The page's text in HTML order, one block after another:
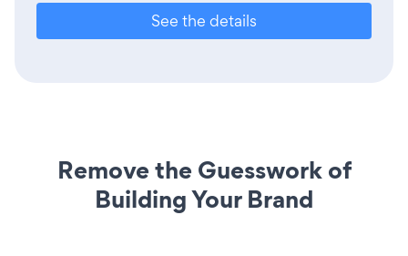
See the details
Remove the Guesswork of
Building Your Brand